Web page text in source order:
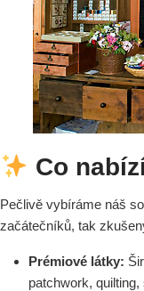
Co
Pečlivě vybíráme náš
začátečníků, tak
Prémiové látky:
patchwork,